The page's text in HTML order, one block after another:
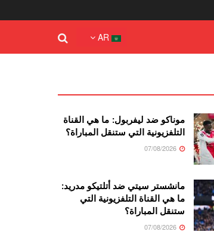
AR
موناكو ضد ليفربول: ما هي القناة
التلفزيونية التي ستنقل المباراة؟
مانشستر سيتي ضد أتلتيكو مدريد:
ما هي القناة التلفزيونية التي
ستنقل المباراة؟